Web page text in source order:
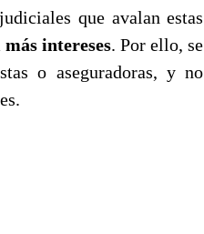
que avalan estas
intereses. Por ello, se
o aseguradoras, y no